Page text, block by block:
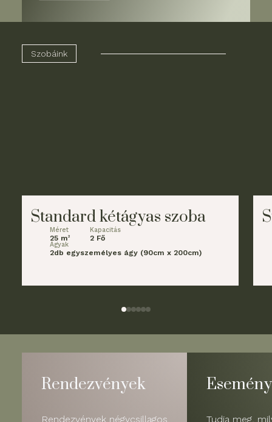
Szobáink
Standard kétágyas szoba
Méret
25 m2
Kapacitás
2 Fő
Ágyak
2db egyszemélyes ágy (90cm x 200cm)
Rendezvények
Rendezvények négycsillagos
Tudja meg,